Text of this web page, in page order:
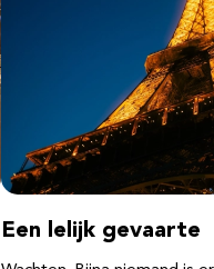
Een lelijk gevaarte